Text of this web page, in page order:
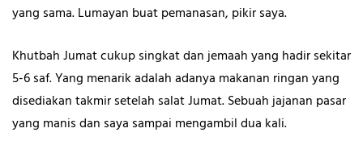
yang sama. Lumayan buat pemanasan, pikir saya.
Khutbah Jumat cukup singkat dan jemaah yang hadir sekitar
5-6 saf. Yang menarik adalah adanya makanan ringan yang
disediakan takmir setelah salat Jumat. Sebuah jajanan pasar
yang manis dan saya sampai mengambil dua kali.